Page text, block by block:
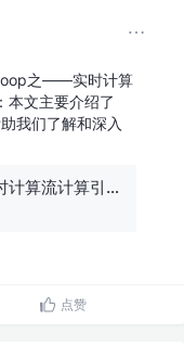
之——实时计算
本文主要介绍了
我们了解和深入
大数据Hadoop之——实时计算流计算引擎Flink（Flink环境部署）
点赞